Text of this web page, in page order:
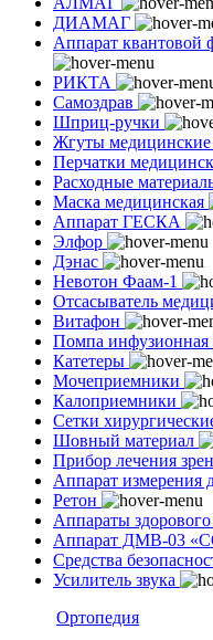
ДИАМАГ
Аппарат
РИКТА
Самоздрав
Шприц-ручки
Жгуты медицинские
Перчатки
Расходные
Маска медицинская
Аппарат ГЕСКА
Элфор
Дэнас
Невотон Фаам-1
Отсасыватель
Витафон
Помпа инфузионная
Катетеры
Мочеприемники
Калоприемники
Сетки
Шовный материал
Прибор лечения
Аппарат измерения
Ретон
Аппараты здорового
Аппарат ДМВ-03
Средства
Усилитель звука
Ортопедия